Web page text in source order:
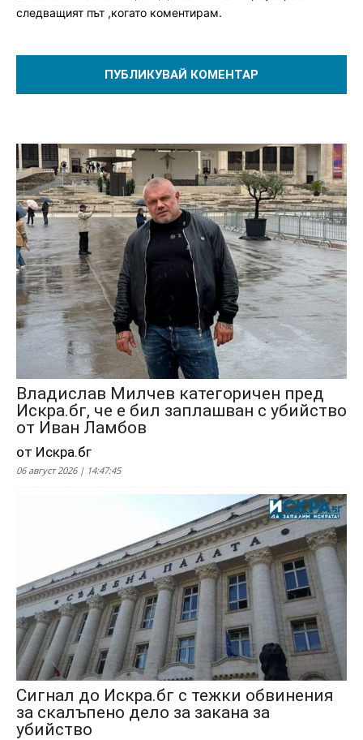
следващият път ,когато коментирам.
Владислав Милчев категоричен пред
Искра.бг, че е бил заплашван с убийство
от Иван Ламбов
от Искра.бг
06 август 2026 | 14:47:45
Сигнал до Искра.бг с тежки обвинения
за скалъпено дело за закана за
убийство